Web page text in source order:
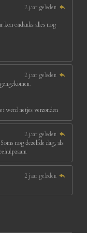
2 jaar geleden
kon ondanks alles nog
2 jaar geleden
werd netjes verzonden
2 jaar geleden
nog dezelfde dag, als
2 jaar geleden